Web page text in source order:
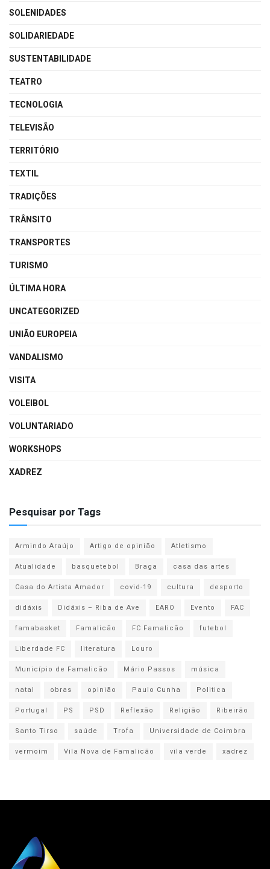
SOLENIDADES
SOLIDARIEDADE
SUSTENTABILIDADE
TEATRO
TECNOLOGIA
TELEVISÃO
TERRITÓRIO
TEXTIL
TRADIÇÕES
TRÂNSITO
TRANSPORTES
TURISMO
ÚLTIMA HORA
UNCATEGORIZED
UNIÃO EUROPEIA
VANDALISMO
VISITA
VOLEIBOL
VOLUNTARIADO
WORKSHOPS
XADREZ
Pesquisar por Tags
Armindo Araújo Artigo de opinião
Atletismo
Atualidade
basquetebol Braga
casa das artes
Casa do Artista Amador
covid-19 cultura
desporto
didáxis
Didáxis – Riba de Ave EARO Evento
FAC
famabasket
Famalicão FC Famalicão
futebol
Liberdade FC
literatura
Louro
Município de Famalicão
Mário Passos
música
natal
obras opinião Paulo Cunha
Politica
Portugal
PS PSD Reflexão Religião
Ribeirão
Santo Tirso
saúde Trofa
Universidade de Coimbra
vermoim
Vila Nova de Famalicão vila verde xadrez